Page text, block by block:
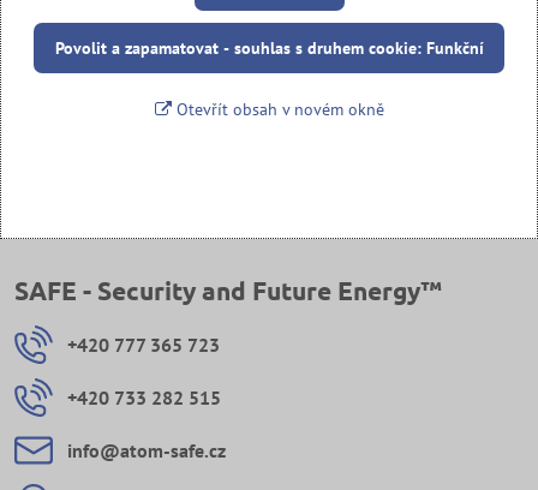
Povolit a zapamatovat - souhlas s druhem cookie: Funkční
Otevřít obsah v novém okně
SAFE - Security and Future Energy™
+420 777 365 723
+420 733 282 515
info​@atom-safe​.cz